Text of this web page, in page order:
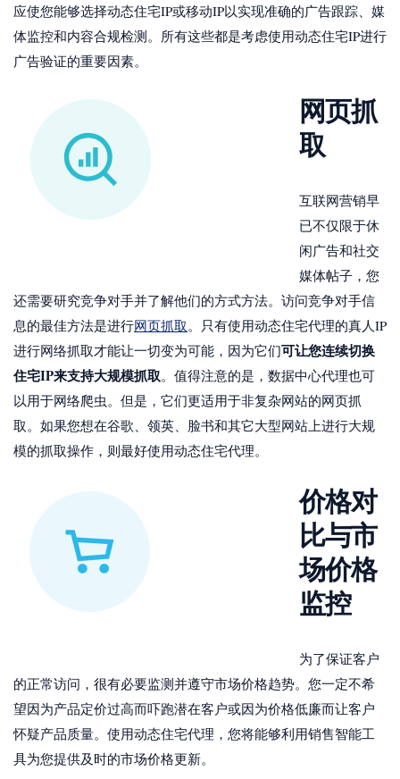
应使您能够选择动态住宅IP或移动IP以实现准确的广告跟踪、媒
体监控和内容合规检测。所有这些都是考虑使用动态住宅IP进行
广告验证的重要因素。
网页抓
取
互联网营销早
已不仅限于休
闲广告和社交
媒体帖子，您
还需要研究竞争对手并了解他们的方式方法。访问竞争对手信
息的最佳方法是进行网页抓取。只有使用动态住宅代理的真人IP
进行网络抓取才能让一切变为可能，因为它们可让您连续切换
住宅IP来支持大规模抓取。值得注意的是，数据中心代理也可
以用于网络爬虫。但是，它们更适用于非复杂网站的网页抓
取。如果您想在谷歌、领英、脸书和其它大型网站上进行大规
模的抓取操作，则最好使用动态住宅代理。
价格对
比与市
场价格
监控
为了保证客户
的正常访问，很有必要监测并遵守市场价格趋势。您一定不希
望因为产品定价过高而吓跑潜在客户或因为价格低廉而让客户
怀疑产品质量。使用动态住宅代理，您将能够利用销售智能工
具为您提供及时的市场价格更新。